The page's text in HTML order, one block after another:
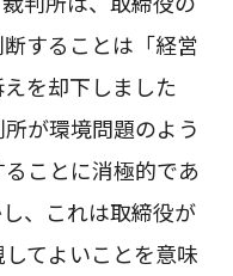
することは「経営
を却下しました
が環境問題のよう
ことに消極的であ
、これは取締役が
てよいことを意味